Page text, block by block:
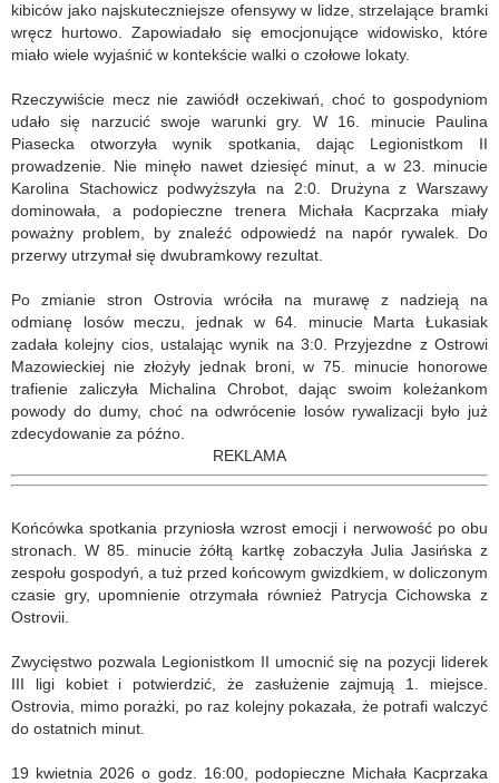
kibiców jako najskuteczniejsze ofensywy w lidze, strzelające bramki
wręcz hurtowo. Zapowiadało się emocjonujące widowisko, które
miało wiele wyjaśnić w kontekście walki o czołowe lokaty.
Rzeczywiście mecz nie zawiódł oczekiwań, choć to gospodyniom
udało się narzucić swoje warunki gry. W 16. minucie Paulina
Piasecka otworzyła wynik spotkania, dając Legionistkom II
prowadzenie. Nie minęło nawet dziesięć minut, a w 23. minucie
Karolina Stachowicz podwyższyła na 2:0. Drużyna z Warszawy
dominowała, a podopieczne trenera Michała Kacprzaka miały
poważny problem, by znaleźć odpowiedź na napór rywalek. Do
przerwy utrzymał się dwubramkowy rezultat.
Po zmianie stron Ostrovia wróciła na murawę z nadzieją na
odmianę losów meczu, jednak w 64. minucie Marta Łukasiak
zadała kolejny cios, ustalając wynik na 3:0. Przyjezdne z Ostrowi
Mazowieckiej nie złożyły jednak broni, w 75. minucie honorowe
trafienie zaliczyła Michalina Chrobot, dając swoim koleżankom
powody do dumy, choć na odwrócenie losów rywalizacji było już
zdecydowanie za późno.
REKLAMA
Końcówka spotkania przyniosła wzrost emocji i nerwowość po obu
stronach. W 85. minucie żółtą kartkę zobaczyła Julia Jasińska z
zespołu gospodyń, a tuż przed końcowym gwizdkiem, w doliczonym
czasie gry, upomnienie otrzymała również Patrycja Cichowska z
Ostrovii.
Zwycięstwo pozwala Legionistkom II umocnić się na pozycji liderek
III ligi kobiet i potwierdzić, że zasłużenie zajmują 1. miejsce.
Ostrovia, mimo porażki, po raz kolejny pokazała, że potrafi walczyć
do ostatnich minut.
19 kwietnia 2026 o godz. 16:00, podopieczne Michała Kacprzaka